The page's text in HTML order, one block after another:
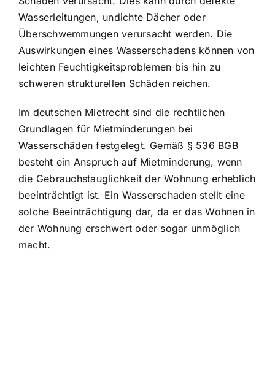
Wasserleitungen, undichte Dächer oder
Überschwemmungen verursacht werden. Die
Auswirkungen eines Wasserschadens können von
leichten Feuchtigkeitsproblemen bis hin zu
schweren strukturellen Schäden reichen.
Im deutschen Mietrecht sind die rechtlichen
Grundlagen für Mietminderungen bei
Wasserschäden festgelegt. Gemäß § 536 BGB
besteht ein Anspruch auf Mietminderung, wenn
die Gebrauchstauglichkeit der Wohnung erheblich
beeinträchtigt ist. Ein Wasserschaden stellt eine
solche Beeinträchtigung dar, da er das Wohnen in
der Wohnung erschwert oder sogar unmöglich
macht.